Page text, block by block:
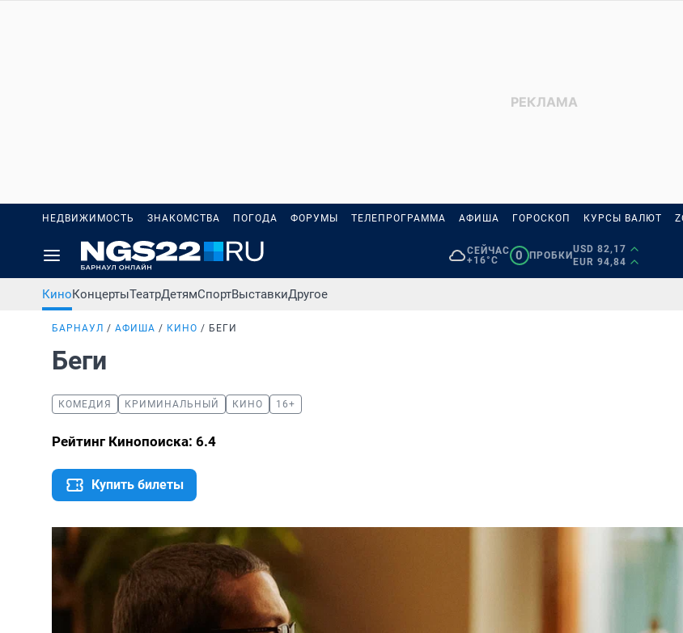
НЕДВИЖИМОСТЬ ЗНАКОМСТВА ПОГОДА ФОРУМЫ ТЕЛЕПРОГРАММА АФИША ГОРОСКОП КУРСЫ ВАЛЮТ
СЕЙЧАС
+16°C
0 ПРОБКИ
USD 82,17
EUR 94,84
КиноКонцертыТеатрДетямСпортВыставкиДругое
БАРНАУЛ АФИША КИНО БЕГИ
Беги
КОМЕДИЯ КРИМИНАЛЬНЫЙ КИНО 16+
Рейтинг Кинопоиска: 6.4
Купить билеты